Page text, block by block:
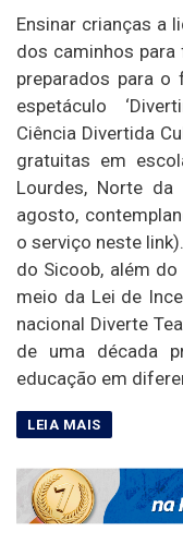
Ensinar crianças a
dos caminhos
preparados para
espetáculo
Ciência Divertida
gratuitas em
Lourdes, Norte
agosto,
o serviço neste
do Sicoob, além
meio da Lei de
nacional Diverte
de uma década
educação em